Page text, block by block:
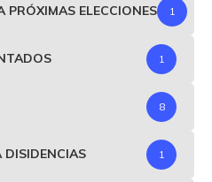
PRÓXIMAS ELECCIONES 1
1
8
1